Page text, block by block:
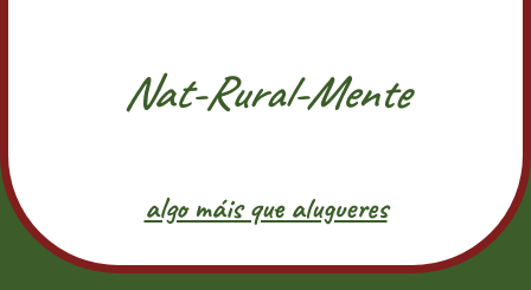
Nat-Rural-Mente
algo máis que alugueres